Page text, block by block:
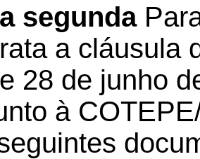
segunda
a cláusula
28 de junho
à